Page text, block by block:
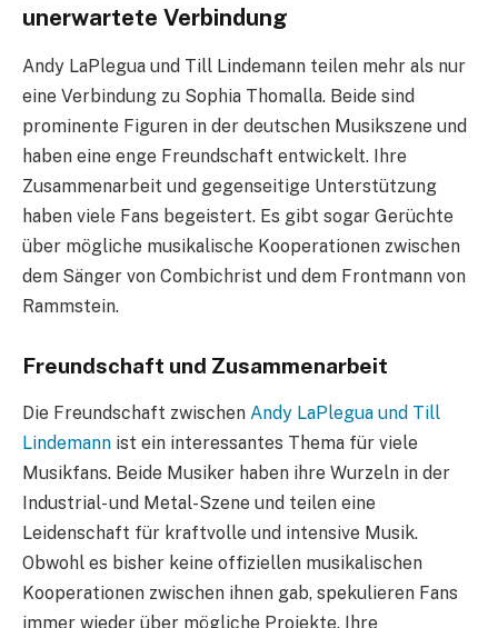
unerwartete Verbindung
Andy LaPlegua und Till Lindemann teilen mehr als nur
eine Verbindung zu Sophia Thomalla. Beide sind
prominente Figuren in der deutschen Musikszene und
haben eine enge Freundschaft entwickelt. Ihre
Zusammenarbeit und gegenseitige Unterstützung
haben viele Fans begeistert. Es gibt sogar Gerüchte
über mögliche musikalische Kooperationen zwischen
dem Sänger von Combichrist und dem Frontmann von
Rammstein.
Freundschaft und Zusammenarbeit
Die Freundschaft zwischen Andy LaPlegua und Till
Lindemann ist ein interessantes Thema für viele
Musikfans. Beide Musiker haben ihre Wurzeln in der
Industrial- und Metal-Szene und teilen eine
Leidenschaft für kraftvolle und intensive Musik.
Obwohl es bisher keine offiziellen musikalischen
Kooperationen zwischen ihnen gab, spekulieren Fans
immer wieder über mögliche Projekte. Ihre